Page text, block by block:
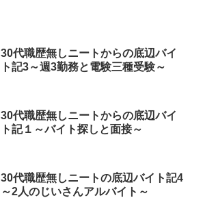
30代職歴無しニートからの底辺バイ
ト記3～週3勤務と電験三種受験～
30代職歴無しニートからの底辺バイ
ト記１～バイト探しと面接～
30代職歴無しニートの底辺バイト記4
～2人のじいさんアルバイト～